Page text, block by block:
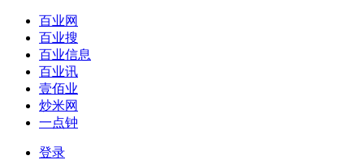
百业网
百业搜
百业信息
百业讯
壹佰业
炒米网
一点钟
登录